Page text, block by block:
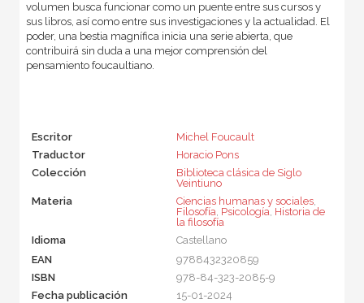
volumen busca funcionar como un puente entre sus cursos y
sus libros, así como entre sus investigaciones y la actualidad. El
poder, una bestia magnífica inicia una serie abierta, que
contribuirá sin duda a una mejor comprensión del
pensamiento foucaultiano.
Escritor
Michel Foucault
Traductor
Horacio Pons
Colección
Biblioteca clásica de Siglo
Veintiuno
Materia
Ciencias humanas y sociales,
Filosofía, Psicología, Historia de
la filosofía
Idioma
Castellano
EAN
9788432320859
ISBN
978-84-323-2085-9
Fecha publicación
15-01-2024